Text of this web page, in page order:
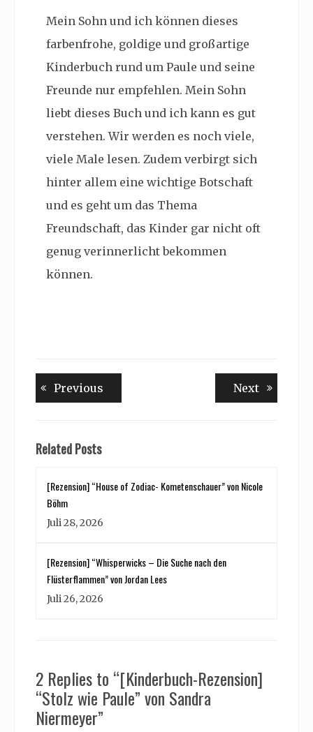
Mein Sohn und ich können dieses
farbenfrohe, goldige und großartige
Kinderbuch rund um Paule und seine
Freunde nur empfehlen. Mein Sohn
liebt dieses Buch und ich kann es gut
verstehen. Wir werden es noch viele,
viele Male lesen. Zudem verbirgt sich
hinter allem eine wichtige Botschaft
und es geht um das Thema
Freundschaft, das Kinder gar nicht oft
genug verinnerlicht bekommen
können.
Beitragsnavigation
Previous NextNext
Related Posts
[Rezension] “House of Zodiac- Kometenschauer” von Nicole
Böhm
Juli 28, 2026
[Rezension] “Whisperwicks – Die Suche nach den
Flüsterflammen” von Jordan Lees
Juli 26, 2026
2 Replies to “[Kinderbuch-Rezension]
“Stolz wie Paule” von Sandra
Niermeyer”